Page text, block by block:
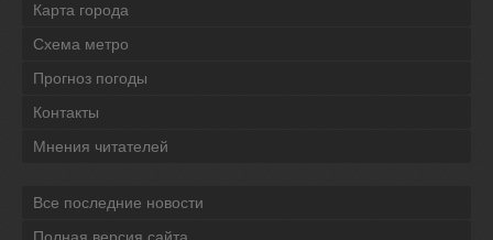
Карта города
Схема метро
Прогноз погоды
Контакты
Мнения читателей
Все последние новости